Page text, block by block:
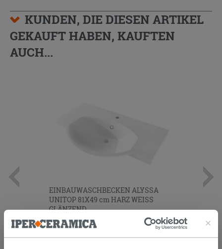
KUNDEN, DIE DIESEN ARTIKEL
GEKAUFT HABEN, KAUFTEN
AUCH...
EINBAUWASCHBECKEN ALYSSA
UNITOP 81X49 cm HARZ WEISS
GLÄNZEND
237,00 € /STK.